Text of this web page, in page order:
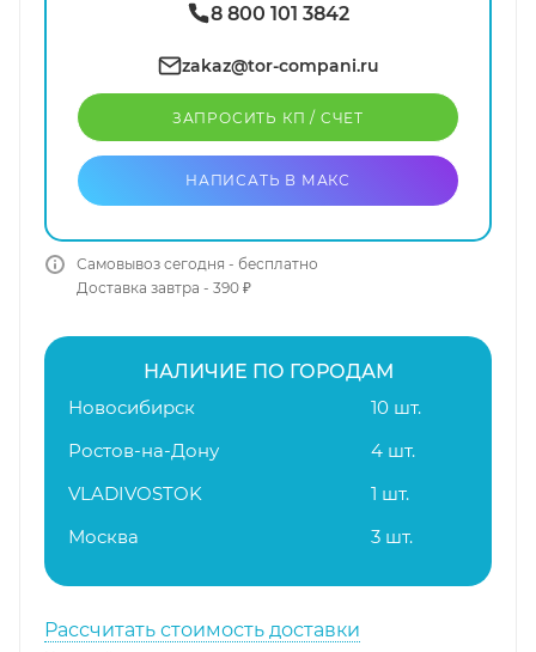
8 800 101 3842
zakaz@tor-compani.ru
ЗАПРОСИТЬ КП / CЧЕТ
НАПИСАТЬ В МАКС
Самовывоз сегодня - бесплатно
Доставка завтра - 390 ₽
НАЛИЧИЕ ПО ГОРОДАМ
Новосибирск
10 шт.
Ростов-на-Дону
4 шт.
VLADIVOSTOK
1 шт.
Москва
3 шт.
Рассчитать стоимость доставки